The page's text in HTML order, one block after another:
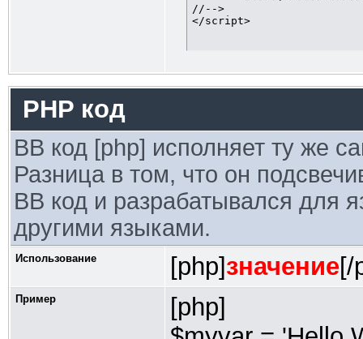
//-->
</script>
PHP код
BB код [php] исполняет ту же
Разница в том, что он
BB код и разрабатывался для
другими языками.
Использование [php]значение[/
Пример
[php]